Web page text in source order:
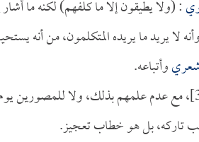
: (ولا يطيقون إلا ما كلفهم) لكنه ما أشار
يريد ما يريده المتكلمون، من أنه
وأتباعه.
[البقرة:31]، مع عدم علمهم بذلك، ولا للمصورين
تاركه، بل هو خطاب تعجيز.